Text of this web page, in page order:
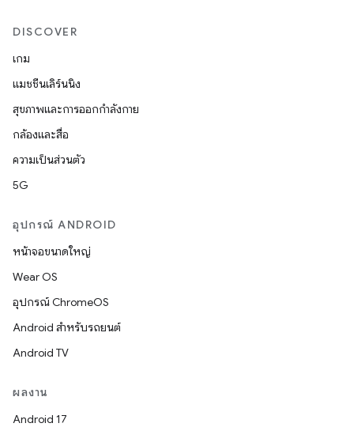
DISCOVER
เกม
แมชชีนเลิร์นนิง
สุขภาพและการออกกำลังกาย
กล้องและสื่อ
ความเป็นส่วนตัว
5G
อุปกรณ์ ANDROID
หน้าจอขนาดใหญ่
Wear OS
อุปกรณ์ ChromeOS
Android สำหรับรถยนต์
Android TV
ผลงาน
Android 17